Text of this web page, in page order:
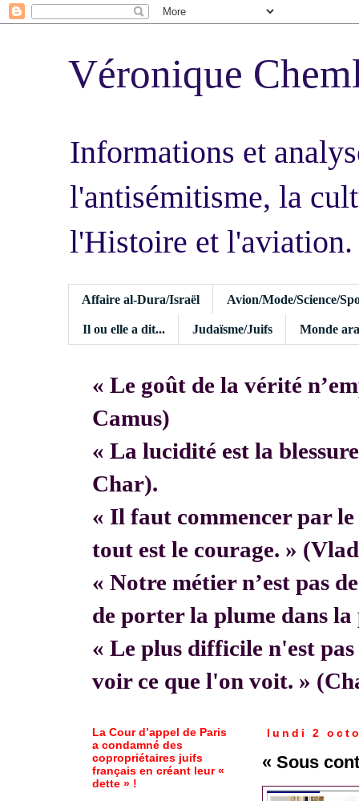
Véronique
Informations et
l'antisémitisme, la
l'Histoire et l'aviation.
Affaire al-Dura/Israël Avion/Mode/Science/
Il ou elle a dit... Judaïsme/Juifs Monde
« Le goût de la vérité
Camus)
« La lucidité est la
Char).
« Il faut commencer par le
tout est le courage. »
« Notre métier n’est pas
de porter la plume dans
« Le plus difficile n'est
voir ce que l'on voit. »
lundi 2
« Sous
La Cour d’appel de Paris
a condamné des
copropriétaires juifs
français en créant leur «
dette » !